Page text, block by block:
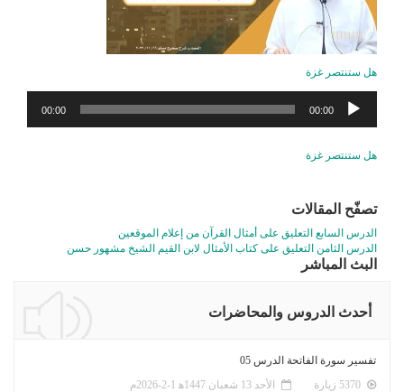
هل ستنتصر غزة
مشغل
الصوت
00:00
00:00
هل ستنتصر غزة
تصفّح المقالات
الدرس السابع التعليق على أمثال القرآن من إعلام الموقعين
الدرس الثامن التعليق على كتاب الأمثال لابن القيم الشيخ مشهور حسن
البث المباشر
أحدث الدروس والمحاضرات
تفسير سورة الفاتحة الدرس 05
الأحد 13 شعبان 1447ﻫ 1-2-2026م